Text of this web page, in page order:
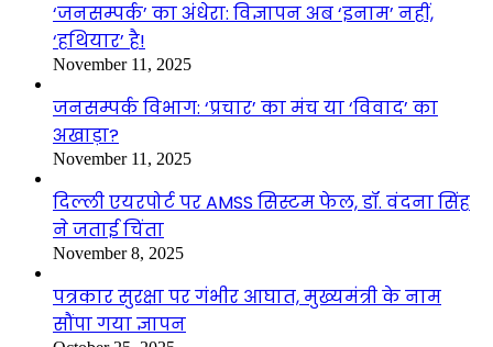
‘जनसम्पर्क’ का अंधेरा: विज्ञापन अब ‘इनाम’ नहीं,
‘हथियार’ है!
November 11, 2025
जनसम्पर्क विभाग: ‘प्रचार’ का मंच या ‘विवाद’ का
अखाड़ा?
November 11, 2025
दिल्ली एयरपोर्ट पर AMSS सिस्टम फेल, डॉ. वंदना सिंह
ने जताई चिंता
November 8, 2025
पत्रकार सुरक्षा पर गंभीर आघात, मुख्यमंत्री के नाम
सौंपा गया ज्ञापन